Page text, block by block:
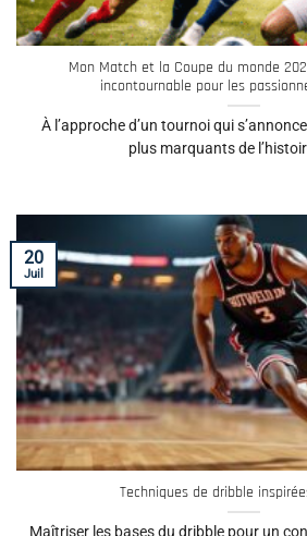
Mon Match et la Coupe du monde
incontournable pour les
À l’approche d’un tournoi qui
plus marquants de
Techniques de dribble
Maîtriser les bases du dribble pour un
20
Juil